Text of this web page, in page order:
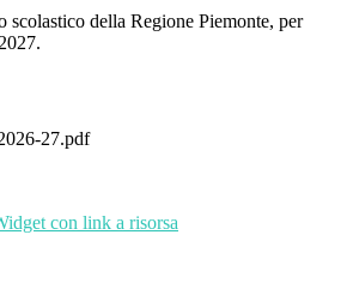
scolastico della Regione Piemonte, per
27.pdf
con link a risorsa